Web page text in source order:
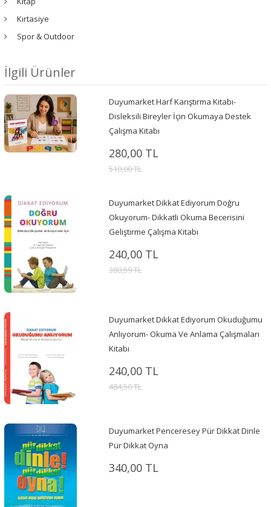
Kırtasiye
Spor & Outdoor
İlgili Ürünler
Duyumarket Harf Karıştırma Kitabı-
Disleksili Bireyler İçin Okumaya Destek
Çalışma Kitabı
280,00 TL
510,00 TL
Duyumarket Dikkat Ediyorum Doğru
Okuyorum- Dikkatli Okuma Becerisini
Geliştirme Çalışma Kitabı
240,00 TL
380,59 TL
Duyumarket Dikkat Ediyorum Okuduğumu
Anlıyorum- Okuma Ve Anlama Çalışmaları
Kitabı
240,00 TL
484,50 TL
Duyumarket Penceresey Pür Dikkat Dinle
Pür Dikkat Oyna
340,00 TL